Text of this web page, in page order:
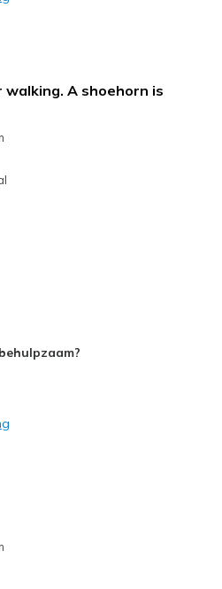
to size
A shoehorn is
to width
to size